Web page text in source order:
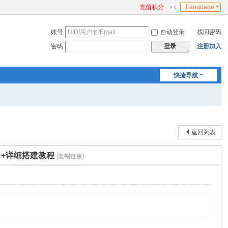
充值积分
切
到
窄
版
Language
账号 自动登录
找回密码
密码
登录 注册加入
快捷导航
返回列表
详细搭建教程 [复制链接]